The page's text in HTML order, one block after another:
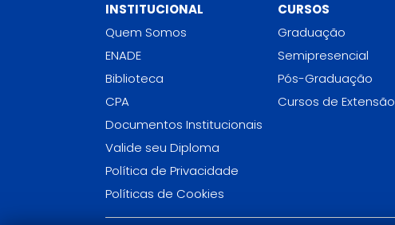
INSTITUCIONAL
Quem Somos
ENADE
Biblioteca
CPA
Documentos Institucionais
Valide seu Diploma
Política de Privacidade
Políticas de Cookies
CURSOS
Graduação
Semipresencial
Pós-Graduação
Cursos de Extensão